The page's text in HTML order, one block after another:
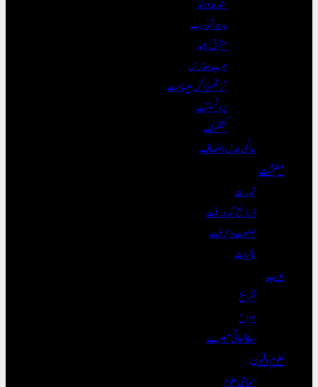
بدھ تہذیب
مشرق بعید
عرب و فارس
آرتھوڈاکس عیسائیت
پروٹسٹنٹ
کیتھولک
عالمی عدل و انصاف
معیشت
تجارت
ذرائع آمدورفت
صنعت و حرفت
مالیات
ادب
تفریح
مزاح
مطالعاتی تبصرے
علوم و فنون
سماجی علوم